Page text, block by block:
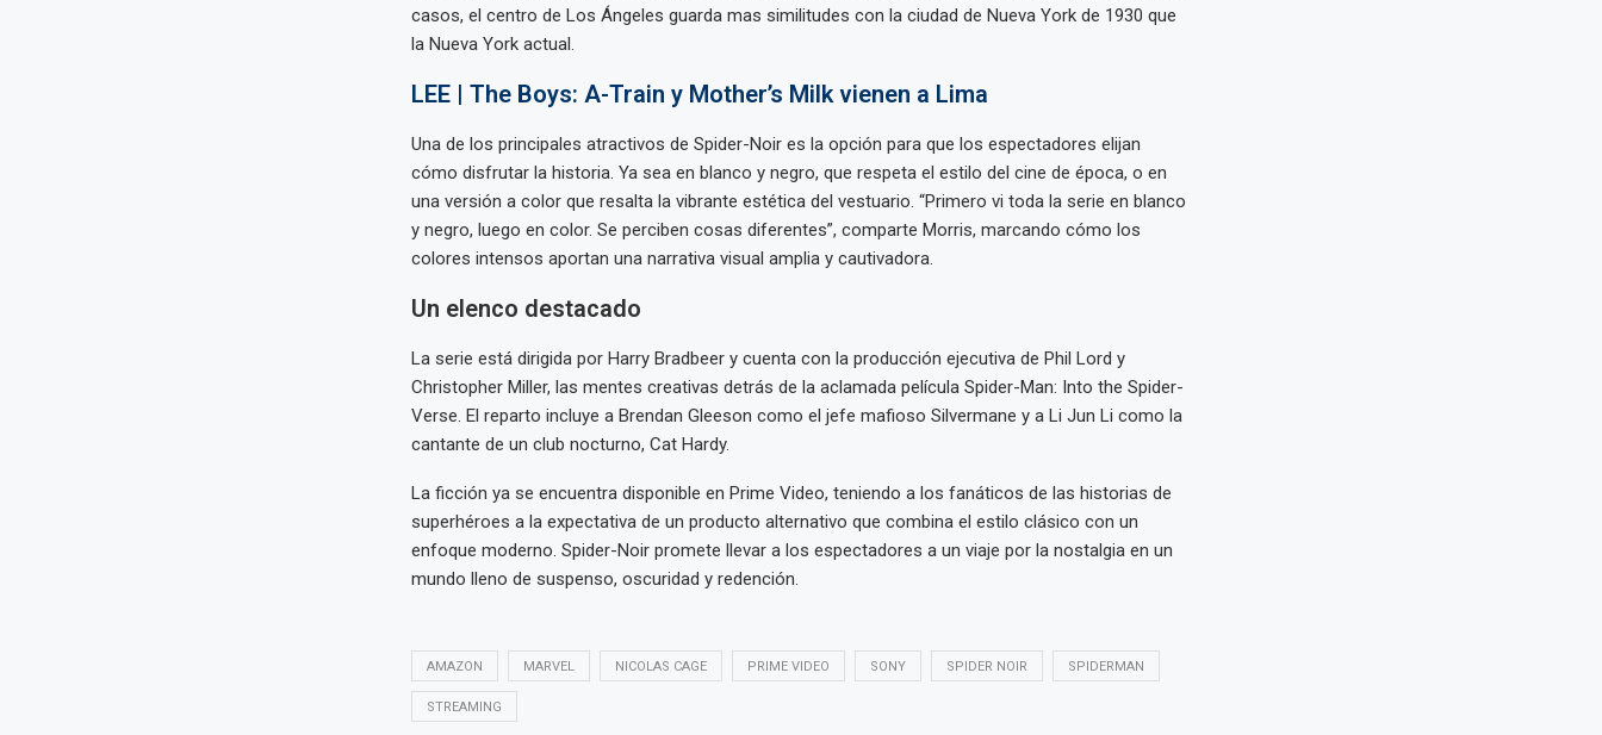
casos, el centro de Los Ángeles guarda mas similitudes con la ciudad de Nueva York de 1930 que
la Nueva York actual.
LEE | The Boys: A-Train y Mother’s Milk vienen a Lima
Una de los principales atractivos de Spider-Noir es la opción para que los espectadores elijan
cómo disfrutar la historia. Ya sea en blanco y negro, que respeta el estilo del cine de época, o en
una versión a color que resalta la vibrante estética del vestuario. “Primero vi toda la serie en blanco
y negro, luego en color. Se perciben cosas diferentes”, comparte Morris, marcando cómo los
colores intensos aportan una narrativa visual amplia y cautivadora.
Un elenco destacado
La serie está dirigida por Harry Bradbeer y cuenta con la producción ejecutiva de Phil Lord y
Christopher Miller, las mentes creativas detrás de la aclamada película Spider-Man: Into the Spider-
Verse. El reparto incluye a Brendan Gleeson como el jefe mafioso Silvermane y a Li Jun Li como la
cantante de un club nocturno, Cat Hardy.
La ficción ya se encuentra disponible en Prime Video, teniendo a los fanáticos de las historias de
superhéroes a la expectativa de un producto alternativo que combina el estilo clásico con un
enfoque moderno. Spider-Noir promete llevar a los espectadores a un viaje por la nostalgia en un
mundo lleno de suspenso, oscuridad y redención.
AMAZON MARVEL NICOLAS CAGE PRIME VIDEO SONY SPIDER NOIR SPIDERMAN
STREAMING